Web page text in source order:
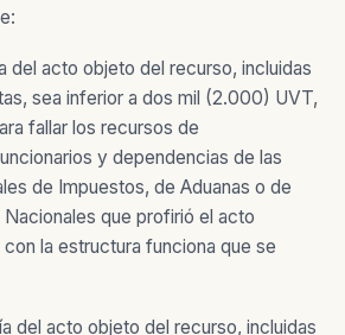
del acto objeto del recurso, incluidas
sea inferior a dos mil (2.000) UVT,
fallar los recursos de
y dependencias de las
de Impuestos, de Aduanas o de
que profirió el acto
la estructura funciona que se
del acto objeto del recurso, incluidas